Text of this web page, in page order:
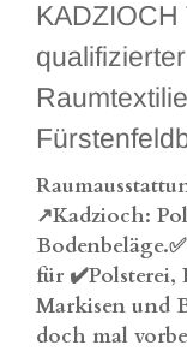
↗️Kadzioch:
für ✔️Polsterei,
Markisen und
doch mal